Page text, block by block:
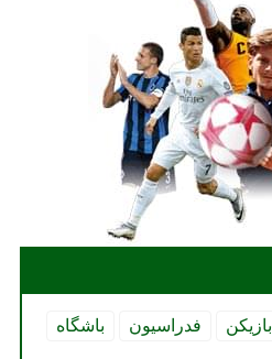
بازیكن فدراسیون
باشگاه